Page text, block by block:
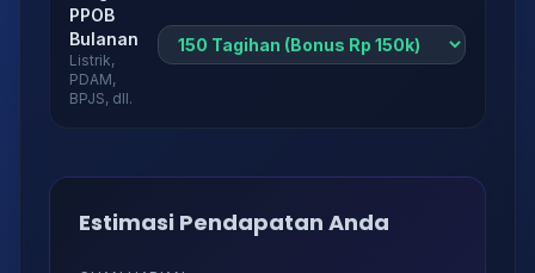
PPOB
Bulanan
Listrik,
PDAM,
BPJS, dll.
Estimasi Pendapatan Anda